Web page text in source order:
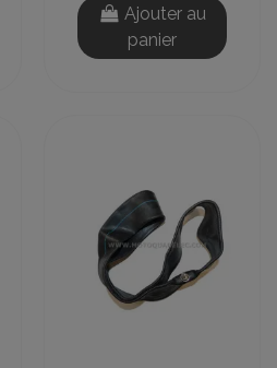
Ajouter au
panier